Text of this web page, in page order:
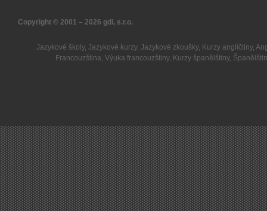
Copyright © 2001 – 2026 gdi, s.r.o.
Jazykové školy, Jazykové kurzy, Jazykové zkoušky, Kurzy angličtiny,
Francouzština,Výuka francouzštiny, Kurzy španělštiny,